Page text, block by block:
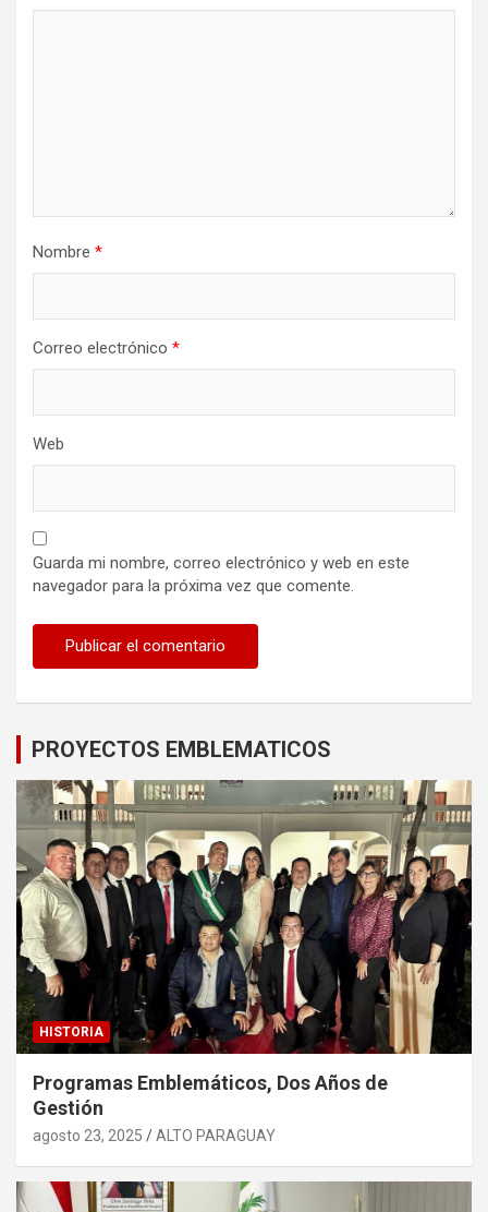
Nombre *
Correo electrónico *
Web
Guarda mi nombre, correo electrónico y web en este
navegador para la próxima vez que comente.
PROYECTOS EMBLEMATICOS
HISTORIA
Programas Emblemáticos, Dos Años de
Gestión
agosto 23, 2025 ALTO PARAGUAY